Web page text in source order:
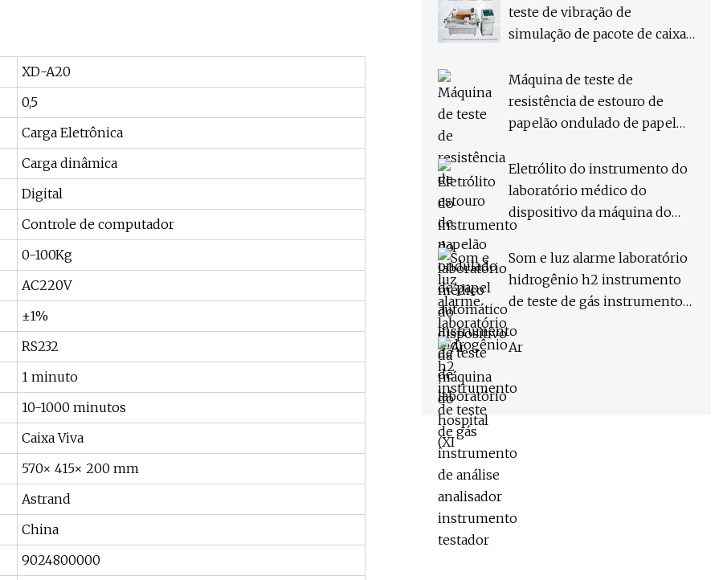
XD-A20
0,5
Carga Eletrônica
Carga dinâmica
Digital
Controle de computador
0-100Kg
AC220V
±1%
RS232
1 minuto
10-1000 minutos
Caixa Viva
570× 415× 200 mm
Astrand
China
9024800000
teste de vibração de
simulação de pacote de caixa
equipamento de laboratório
Máquina de teste de
resistência de estouro de
papelão ondulado de papel
teste de laboratório
Eletrólito do instrumento do
laboratório médico do
dispositivo da máquina do
hospital (XI
Som e luz alarme laboratório
hidrogênio h2 instrumento
de teste de gás instrumento
instrumento testador
Ar